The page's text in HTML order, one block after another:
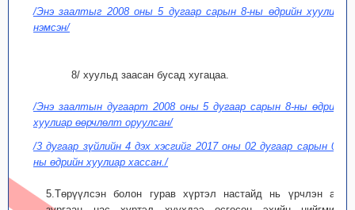
/Энэ заалтыг 2008 оны 5 дугаар сарын 8-ны өдрийн хуулиар
нэмсэн/
8/ хуульд заасан бусад хугацаа.
/Энэ заалтын дугаарт 2008 оны 5 дугаар сарын 8-ны өдрийн
хуулиар өөрчлөлт оруулсан/
/3 дугаар зүйлийн 4 дэх хэсгийг 2017 оны 02 дугаар сарын 02-
ны өдрийн хуулиар хассан./
5.Төрүүлсэн болон гурав хүртэл настайд нь үрчлэн авч